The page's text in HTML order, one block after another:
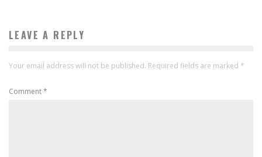
LEAVE A REPLY
Your email address will not be published. Required fields are marked *
Comment*